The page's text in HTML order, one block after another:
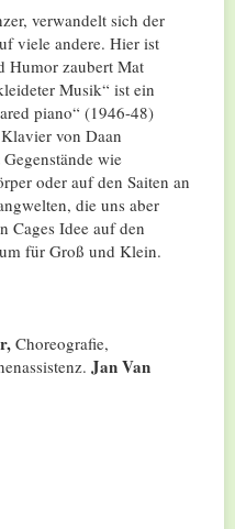
verwandelt sich der
viele andere. Hier ist
Humor zaubert Mat
Musik“ ist ein
piano“ (1946-48)
von Daan
wie
oder auf den Saiten an
die uns aber
Cages Idee auf den
für Groß und Klein.
Choreografie,
Jan Van